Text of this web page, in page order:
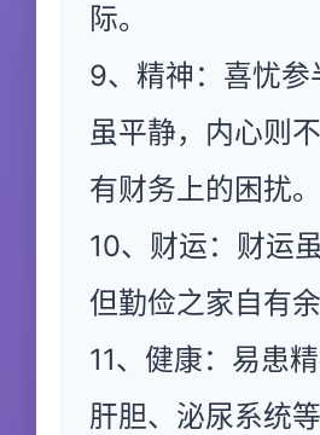
际。
9、精神：喜忧参
虽平静，内心则
有财务上的困扰。
10、财运：财运
但勤俭之家自有余
11、健康：易患精
肝胆、泌尿系统等